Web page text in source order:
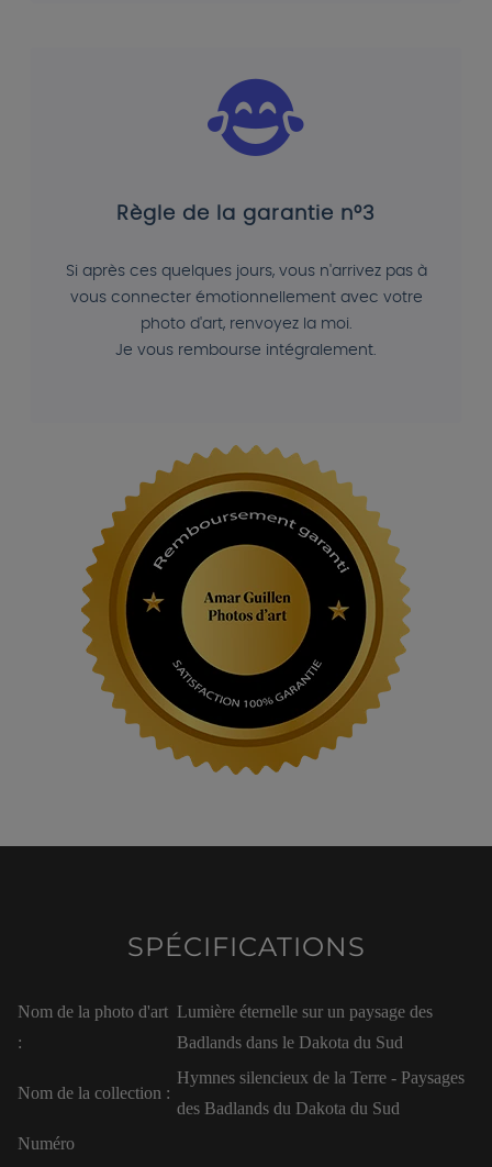
Règle de la garantie n°3
Si après ces quelques jours, vous n'arrivez pas à
vous connecter émotionnellement avec votre
photo d'art, renvoyez la moi.
Je vous rembourse intégralement.
SPÉCIFICATIONS
Nom de la photo d'art
:
Lumière éternelle sur un paysage des
Badlands dans le Dakota du Sud
Nom de la collection :
Hymnes silencieux de la Terre - Paysages
des Badlands du Dakota du Sud
Numéro